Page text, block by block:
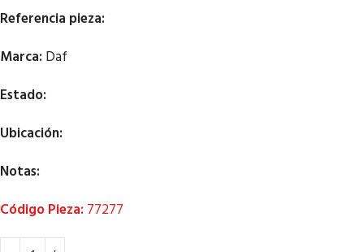
Referencia pieza:
Marca: Daf
Estado:
Ubicación:
Notas:
Código Pieza: 77277